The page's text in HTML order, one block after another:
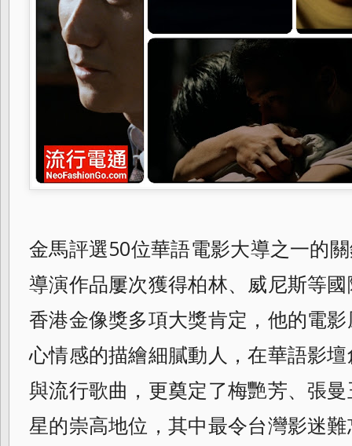
金馬評選50位華語電影大導之一的
導演作品屢次獲得柏林、威尼斯等
香港金像獎多項大獎肯定，他的電
心情感的描繪細膩動人，在華語影
與流行歌曲，更奠定了梅艷芳、張
星的崇高地位，其中最令台灣影迷